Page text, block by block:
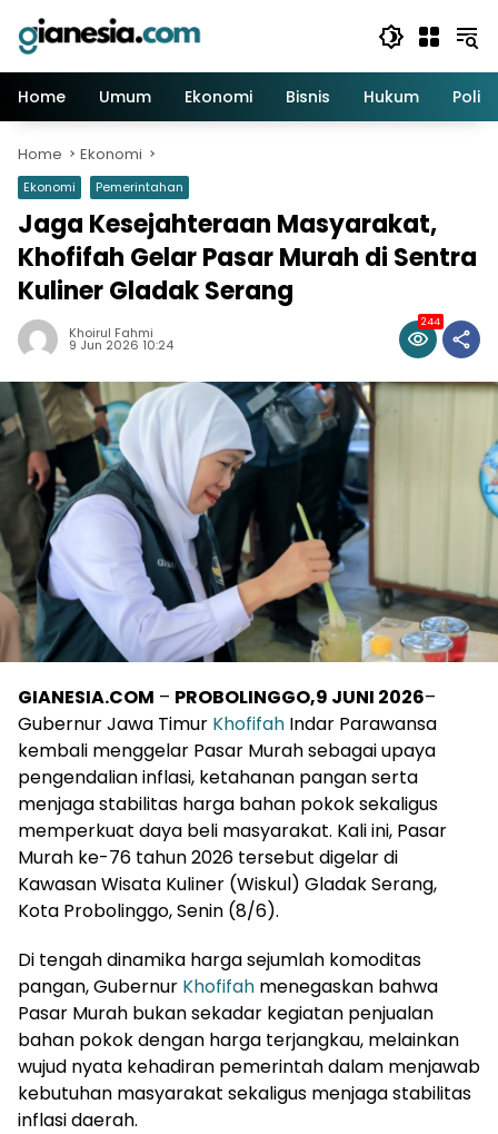
content
Home
Umum Ekonomi Bisnis Hukum Politik
Home Ekonomi
Ekonomi Pemerintahan
Jaga Kesejahteraan Masyarakat,
Khofifah Gelar Pasar Murah di Sentra
Kuliner Gladak Serang
Khoirul Fahmi
9 Jun 2026 10:24
244
GIANESIA.COM – PROBOLINGGO,9 JUNI 2026–
Gubernur Jawa Timur Khofifah Indar Parawansa
kembali menggelar Pasar Murah sebagai upaya
pengendalian inflasi, ketahanan pangan serta
menjaga stabilitas harga bahan pokok sekaligus
memperkuat daya beli masyarakat. Kali ini, Pasar
Murah ke-76 tahun 2026 tersebut digelar di
Kawasan Wisata Kuliner (Wiskul) Gladak Serang,
Kota Probolinggo, Senin (8/6).
Di tengah dinamika harga sejumlah komoditas
pangan, Gubernur Khofifah menegaskan bahwa
Pasar Murah bukan sekadar kegiatan penjualan
bahan pokok dengan harga terjangkau, melainkan
wujud nyata kehadiran pemerintah dalam menjawab
kebutuhan masyarakat sekaligus menjaga stabilitas
inflasi daerah.